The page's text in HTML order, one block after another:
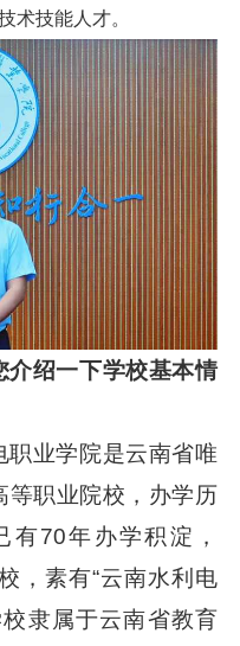
术技能人才。
介绍一下学校基本情
职业学院是云南省唯
等职业院校，办学历
有70年办学积淀，
，素有“云南水利电
隶属于云南省教育